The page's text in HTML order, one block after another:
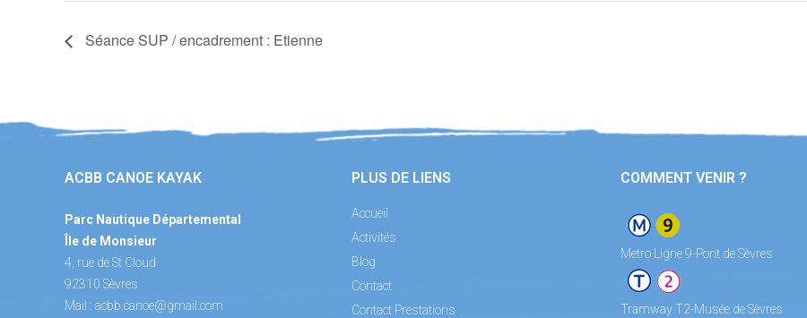
Séance SUP / encadrement : Etienne
ACBB CANOE KAYAK
Parc Nautique Départemental
Île de Monsieur
4, rue de St Cloud
92310 Sèvres
Mail : acbb.canoe@gmail.com
PLUS DE LIENS
Accueil
Activités
Blog
Contact
Contact Prestations
COMMENT VENIR ?
Metro Ligne 9-Pont de Sèvres
Tramway T2-Musée de Sèvres